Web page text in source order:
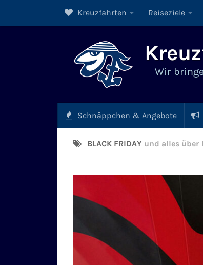
Kreuzfahrten Reiseziele
Wir
Schnäppchen & Angebote
BLACK FRIDAY und alles über